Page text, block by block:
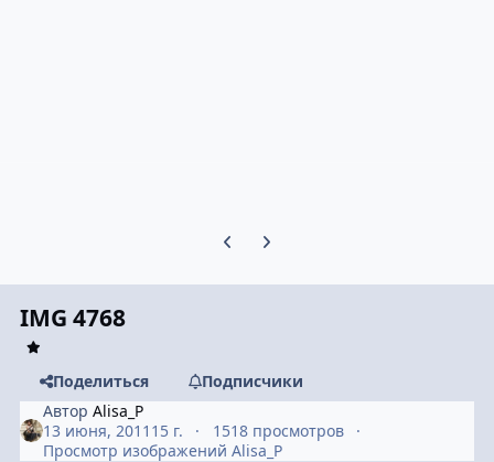
Предыдущий слайд карусели
Следующий слайд карусели
IMG 4768
Поделиться
Подписчики
АвторAlisa_P
13 июня, 2011 15 г.
1518 просмотров
Просмотр изображений Alisa_P